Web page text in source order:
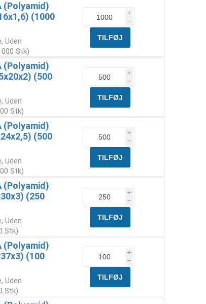
(Polyamid)
(1000
Uden
Stk)
i
h
(Polyamid)
(500
Uden
Stk)
i
h
(Polyamid)
(500
Uden
Stk)
i
h
(Polyamid)
(250
Uden
Stk)
i
h
(Polyamid)
(100
Uden
Stk)
i
h